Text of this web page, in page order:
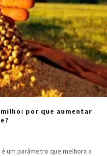
por que aumentar
um parâmetro que melhora a